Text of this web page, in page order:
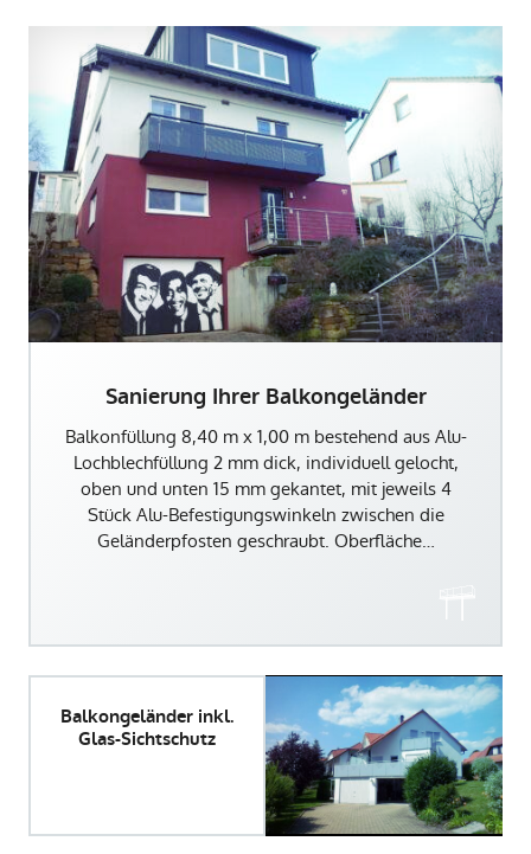
Sanierung Ihrer Balkongeländer
Balkonfüllung 8,40 m x 1,00 m bestehend aus Alu-
Lochblechfüllung 2 mm dick, individuell gelocht,
oben und unten 15 mm gekantet, mit jeweils 4
Stück Alu-Befestigungswinkeln zwischen die
Geländerpfosten geschraubt. Oberfläche…
Balkongeländer inkl.
Glas-Sichtschutz